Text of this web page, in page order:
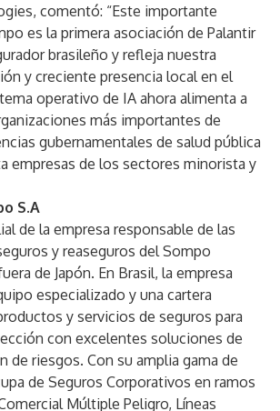
comentó: “Este importante
es la primera asociación de Palantir
brasileño y refleja nuestra
y creciente presencia local en el
operativo de IA ahora alimenta a
más importantes de
gubernamentales de salud pública
empresas de los sectores minorista y
S.A
de la empresa responsable de las
y reaseguros del Sompo
de Japón. En Brasil, la empresa
especializado y una cartera
y servicios de seguros para
con excelentes soluciones de
de riesgos. Con su amplia gama de
de Seguros Corporativos en ramos
Múltiple Peligro, Líneas